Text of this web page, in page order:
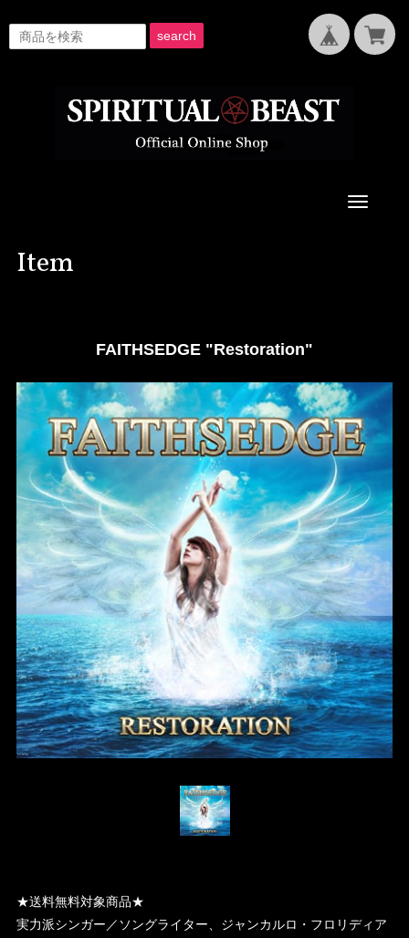
search
Toggle
Item
FAITHSEDGE "Restoration"
★送料無料対象商品★
実力派シンガー／ソングライター、ジャンカルロ・フロリディア